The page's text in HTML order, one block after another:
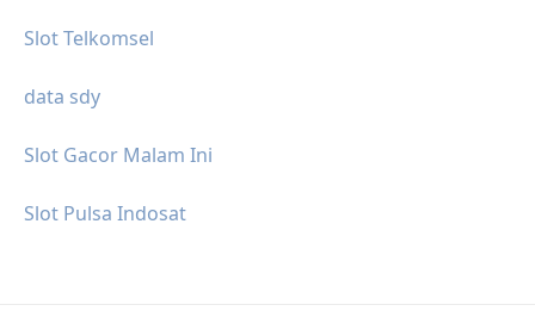
Slot Telkomsel
data sdy
Slot Gacor Malam Ini
Slot Pulsa Indosat